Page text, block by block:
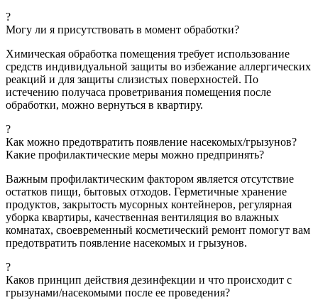
?
Могу ли я присутствовать в момент обработки?
Химическая обработка помещения требует использование
средств индивидуальной защиты во избежание аллергических
реакций и для защиты слизистых поверхностей. По
истечению получаса проветривания помещения после
обработки, можно вернуться в квартиру.
?
Как можно предотвратить появление насекомых/грызунов?
Какие профилактические меры можно предпринять?
Важным профилактическим фактором является отсутствие
остатков пищи, бытовых отходов. Герметичные хранение
продуктов, закрытость мусорных контейнеров, регулярная
уборка квартиры, качественная вентиляция во влажных
комнатах, своевременный косметический ремонт помогут вам
предотвратить появление насекомых и грызунов.
?
Каков принцип действия дезинфекции и что происходит с
грызунами/насекомыми после ее проведения?